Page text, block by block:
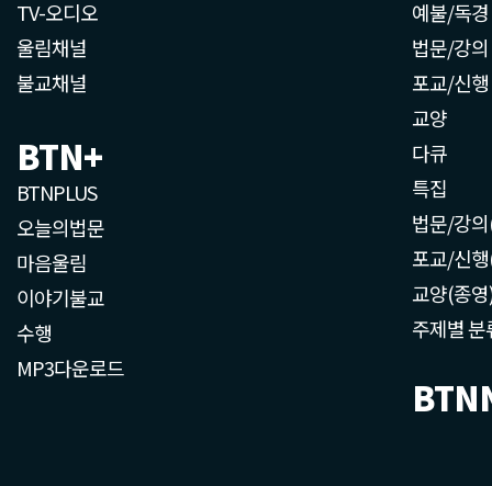
TV-오디오
울림채널
불교채널
BTN+
BTNPLUS
오늘의법문
마음울림
이야기불교
수행
MP3다운로드
예불/독경
법문/강의
포교/신행
교양
다큐
특집
법문/강
포교/신
교양(종
주제별 분